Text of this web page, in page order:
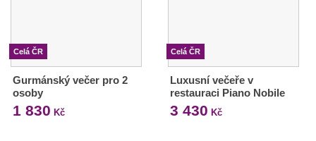
Celá ČR
Gurmánský večer pro 2
osoby
1 830 Kč
Celá ČR
Luxusní večeře v
restauraci Piano Nobile
3 430 Kč